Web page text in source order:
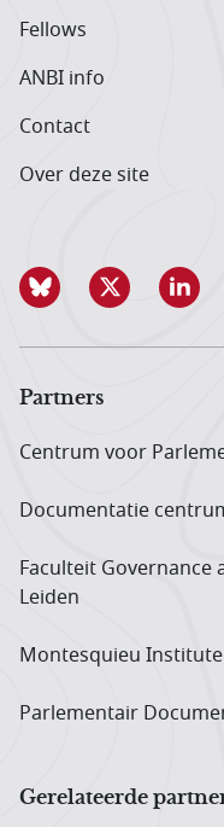
Fellows
ANBI info
Contact
Over deze site
Partners
Centrum voor
Documentatie
Faculteit
Leiden
Montesquieu
Parlementair
Gerelateerde